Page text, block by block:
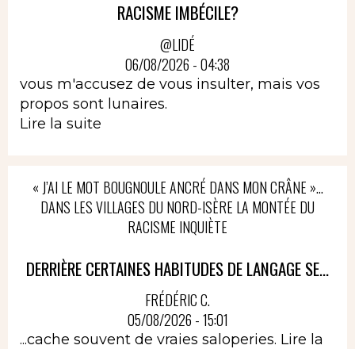
RACISME IMBÉCILE?
@LIDÉ
06/08/2026 - 04:38
vous m'accusez de vous insulter, mais vos
propos sont lunaires.
Lire la suite
« J’AI LE MOT BOUGNOULE ANCRÉ DANS MON CRÂNE »…
DANS LES VILLAGES DU NORD-ISÈRE LA MONTÉE DU
RACISME INQUIÈTE
DERRIÈRE CERTAINES HABITUDES DE LANGAGE SE...
FRÉDÉRIC C.
05/08/2026 - 15:01
...cache souvent de vraies saloperies. Lire la